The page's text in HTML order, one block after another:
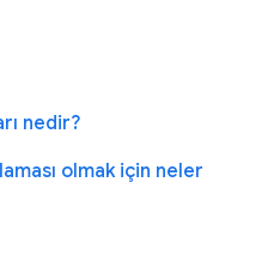
nedir?
olmak için neler